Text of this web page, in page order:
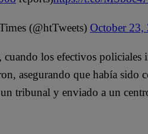
(@htTweets) October 23,
cuando los efectivos
asegurando que había sido
tribunal y enviado a un